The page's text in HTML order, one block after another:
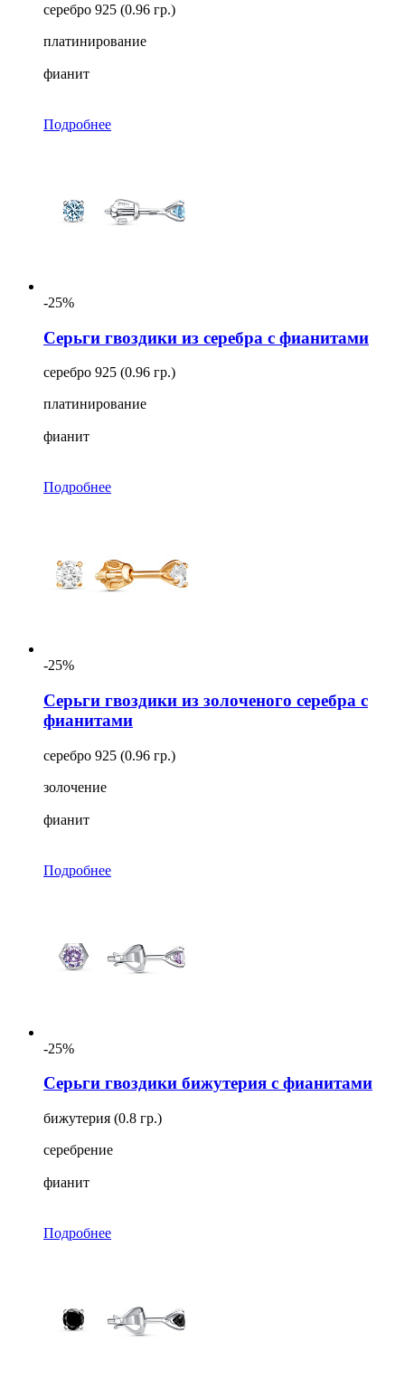
серебро 925 (0.96 гр.)
платинирование
фианит
Подробнее
-25%
Серьги гвоздики из серебра с фианитами
серебро 925 (0.96 гр.)
платинирование
фианит
Подробнее
-25%
Серьги гвоздики из золоченого серебра с
фианитами
серебро 925 (0.96 гр.)
золочение
фианит
Подробнее
-25%
Серьги гвоздики бижутерия с фианитами
бижутерия (0.8 гр.)
серебрение
фианит
Подробнее